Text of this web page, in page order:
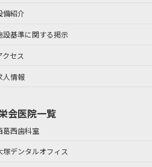
備紹介
設基準に関する掲示
クセス
人情報
会医院一覧
葛西歯科室
塚デンタルオフィス